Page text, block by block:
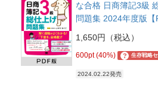
な合格 日商簿記3級
問題集 2024年度版【
1,650円（税込）
600pt (40%) ? 生存戦略セ
2024.02.22発売